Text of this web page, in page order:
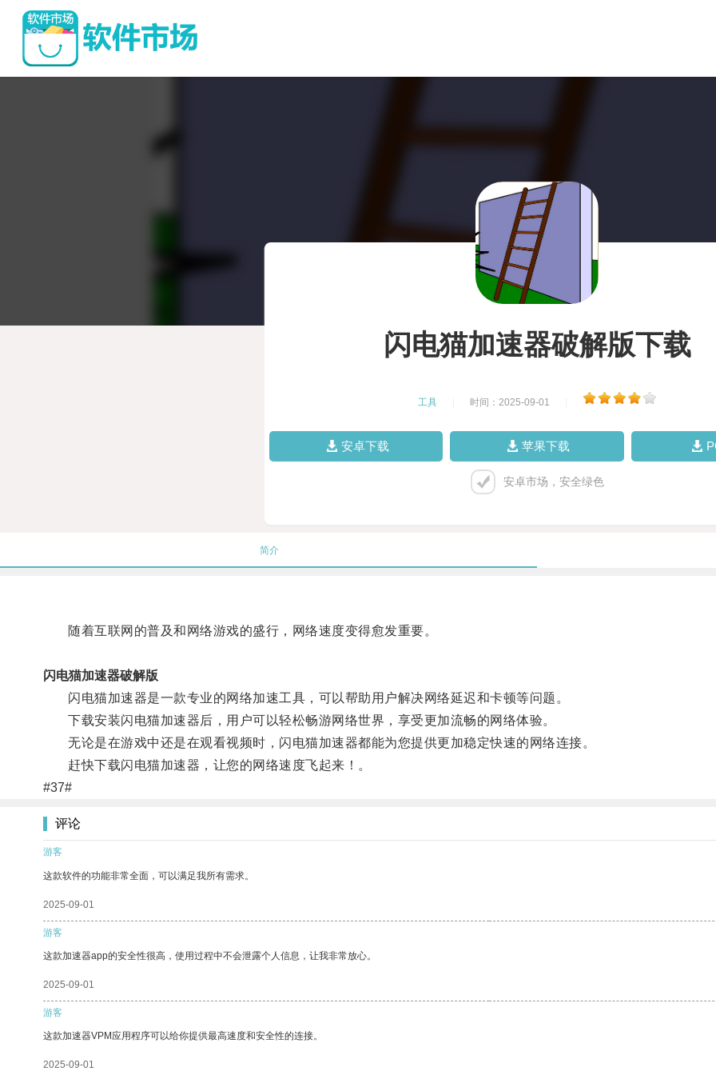
闪电猫加速器破解版下载
工具 时间：2025-09-01
安卓下载 苹果下载
安卓市场，安全绿色
简介
随着互联网的普及和网络游戏的盛行，网络速度变得愈发重要。
闪电猫加速器破解版
闪电猫加速器是一款专业的网络加速工具，可以帮助用户解决网络延迟和卡顿等问题。
下载安装闪电猫加速器后，用户可以轻松畅游网络世界，享受更加流畅的网络体验。
无论是在游戏中还是在观看视频时，闪电猫加速器都能为您提供更加稳定快速的网络连接。
赶快下载闪电猫加速器，让您的网络速度飞起来！。
#37#
评论
游客
这款软件的功能非常全面，可以满足我所有需求。
2025-09-01
游客
这款加速器app的安全性很高，使用过程中不会泄露个人信息，让我非常放心。
2025-09-01
游客
这款加速器VPM应用程序可以给你提供最高速度和安全性的连接。
2025-09-01